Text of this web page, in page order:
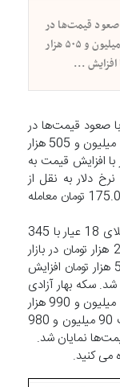
صعود قیمت‌ها در
بازار نمایان شد، به‌طوریکه نرخ سکه امامی با ۱ میلیون و ۵۰۵ هزار
صعود قیمت‌ها در
بازار نمایان شد، به‌طوریکه نرخ سکه امامی با 1 میلیون و 505 هزار
همراه شد و هر گرم طلا 18 عیار با افزایش قیمت به
رسید. نرخ دلار به نقل از
سایت شبکه اطلاع رسانی طلا، سکه و ارز، 175.015 تومان معامله
تا لحظه تنظیم این خبر، در بازار نرخ هر گرم طلای 18 عیار با 345
هزار تومان افزایش و با نرخ 17 میلیون و 255 هزار تومان در بازار
طلا معامله شد. سکه امامی با 1 میلیون و 505 هزار تومان افزایش
گذاری شد. سکه بهار آزادی
با 3 میلیون و 750 هزار تومان افزایش به 169 میلیون و 990 هزار
تومان رسید. نرخ نیم سکه و ربع سکه به ترتیب 90 میلیون و 980
می کنید.